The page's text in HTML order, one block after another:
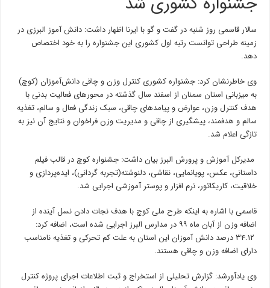
سالار قاسمی روز شنبه در گفت و گو با ایرنا اظهار داشت: دانش آموز البرزی در
زمینه طراحی توانست رتبه اول کشوری این جشنواره را به خود اختصاص
دهد.
وی خاطرنشان کرد: جشنواره کشوری کنترل وزن و چاقی دانش‌آموزان (کوچ)
به میزبانی استان سمنان از اسفند سال گذشته در محورهای فعالیت بدنی با
هدف کنترل وزن، عوارض و پیامدهای چاقی، سبک زندگی فعال و سالم، تغذیه
سالم و هدفمند، پیشگیری از چاقی و مدیریت وزن فراخوان و نتایج آن نیز به
تازگی اعلام شد.
مدیرکل آموزش و پرورش البرز بیان داشت: جشنواره کوچ در قالب فیلم
داستانی، عکس، پویانمایی، نقاشی، دلنوشته(تجربه گردانی)، ایده‌پردازی و
خلاقیت، کاریکاتور، نرم افزار و پوستر آموزشی اجرایی شد.
قاسمی با اشاره به اینکه طرح ملی کوچ با هدف نجات دادن نسل آینده از
اضافه وزن از آبان ماه ۹۹ در مدارس البرز اجرایی شده است، اضافه کرد:
۳۴.۱۲ درصد دانش آموزان این استان به علت کم تحرکی و تغذیه نامناسب
دارای اضافه وزن و چاقی هستند.
وی یادآورشد: گزارش تحلیلی از استخراج و ثبت اطلاعات اجرای پروژه کنترل